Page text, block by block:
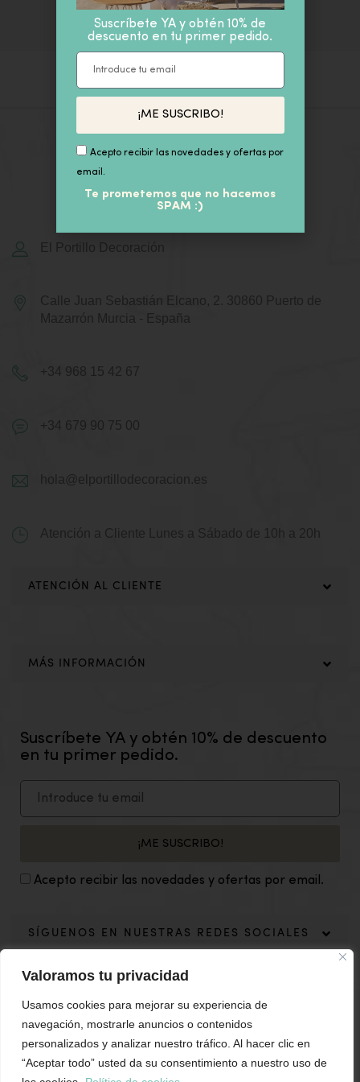
Valoramos tu privacidad
Usamos cookies para mejorar su experiencia de
navegación, mostrarle anuncios o contenidos
personalizados y analizar nuestro tráfico. Al hacer clic en
“Aceptar todo” usted da su consentimiento a nuestro uso de
El Portillo Decoración
Calle Juan Sebastián Elcano, 2. 30860 Puerto de
Mazarrón
Murcia - España
+34 968 15 42 67
+34 679 90 75 00
hola@elportillodecoracion.es
Atención a Cliente Lunes a Sábado de 10h a 20h
ATENCIÓN AL CLIENTE
MÁS INFORMACIÓN
Suscríbete YA y obtén 10% de descuento
en tu primer pedido.
Acepto recibir las novedades y ofertas por email.
¡ME SUSCRIBO!
SÍGUENOS EN NUESTRAS REDES SOCIALES
Suscríbete YA y obtén 10% de
descuento en tu primer pedido.
Acepto recibir las novedades y ofertas por
email.
¡ME SUSCRIBO!
Te prometemos que no hacemos
SPAM :)